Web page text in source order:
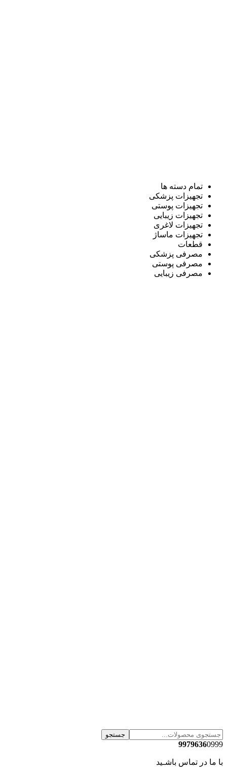
تمام دسته ها
تجهیزات پزشکی
تجهیزات پوستی
تجهیزات زیبایی
تجهیزات لاغری
تجهیزات ماساژ
قطعات
مصرفی پزشکی
مصرفی پوستی
مصرفی زیبایی
جستجو
99796360999
با ما در تماس باشـید